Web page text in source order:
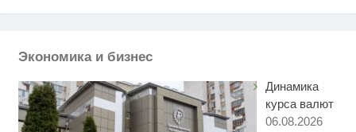
Экономика и бизнес
Динамика
курса валют
06.08.2026
летний мотоциклист